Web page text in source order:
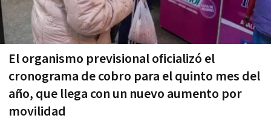
El organismo previsional oficializó el
cronograma de cobro para el quinto mes del
año, que llega con un nuevo aumento por
movilidad